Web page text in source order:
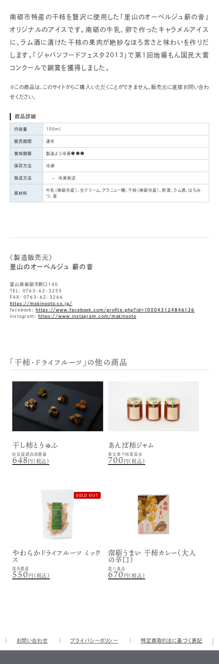
南砺市特産の干柿を贅沢に使用した「里山のオーベルジュ薪の音」
オリジナルのアイスです。南砺の牛乳、卵で作ったキャラメルアイス
に、ラム酒に漬けた干柿の果肉が絶妙なほろ苦さと味わいを作りだ
します。「ジャパンフードフェスタ2013」で第１回地場もん国民大賞
コンクールで銅賞を獲得しました。
※この商品は、このサイトからご購入いただくことができません。販売元に直接お問い合わ
せください。
商品詳細
内容量 100ml
販売期間 通年
賞味期限 製造より冷凍●●●
保存方法 冷凍
発送方法 冷凍発送
原材料
牛乳（南砺市産）、生クリーム、グラニュー糖、干柿（南砺市産）、卵黄、ラム酒、はちみ
つ、葛
〈製造販売元〉
里山のオーベルジュ 薪の音
富山県南砺市野口140
TEL: 0763-62-3255
FAX: 0763-62-3266
https://makinooto.co.jp/
facebook: https://www.facebook.com/profile.php?id=100043124846136
instagram:
https://www.instagram.com/makinooto
「干柿・ドライフルーツ」の他の商品
干し柿とりゅふ
杉苗屋源四郎農場
648円（税込）
あんぽ柿ジャム
東太美干柿委員会
700円（税込）
SOLD OUT
やわらかドライフルーツ ミック
ス
窪田農産
550円（税込）
南砺うまい 干柿カレー（大人
の辛口）
喜八食品
670円（税込）
お問い合わせ プライバシーポリシー 特定商取引法に基づく表記